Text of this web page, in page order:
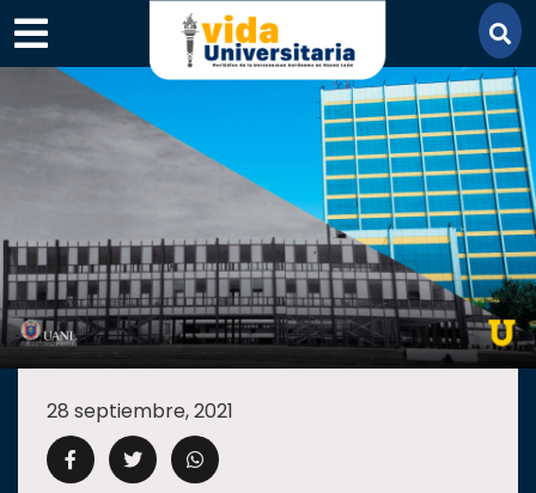
×
SECCIONES
ACADEMIA
CAMPUS UANL
28 septiembre, 2021